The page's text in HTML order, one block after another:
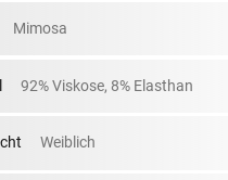
Mimosa
92% Viskose, 8% Elasthan
Weiblich